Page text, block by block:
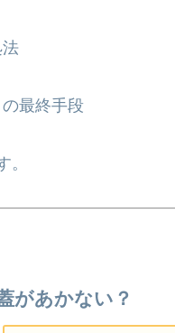
最終手段
。
があかない？